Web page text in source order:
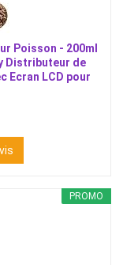
Poisson - 200ml
Distributeur de
Ecran LCD pour
PROMO